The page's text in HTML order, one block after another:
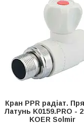
Кран PPR радіат.
Латунь K0159.PRO -
KOER Solmir